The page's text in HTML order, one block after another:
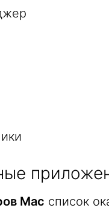
Mac список